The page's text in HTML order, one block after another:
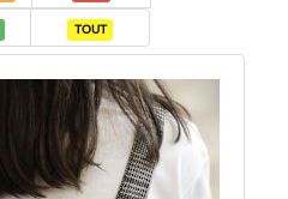
TOUT